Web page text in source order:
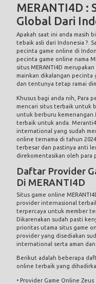
MERANTI4D :
Global Dari
Apakah saat ini anda masih
tebaik asli dari Indonesia ?.
pecinta game online di
pecinta game online nama
situs MERANTI4D
mainkan dikalangan pecinta
dan tentunya tetap ramai
Khusus bagi anda nih, Para
mencari situs terbaik untuk
untuk berburu
terbaik untuk anda.
international yang sudah
online ternama di tahun
terbesar dan pastinya anti
direkomentasikan oleh para
Daftar Provider
Di MERANTI4D
Situs game online
provider internasional
terpercaya untuk member
Dikarenakan sudah pasti
prioritas utama situs game
provider yang disediakan
international serta aman dan
Berikut adalah beberapa
online terbaik yang
• Provider Game Online Zeus